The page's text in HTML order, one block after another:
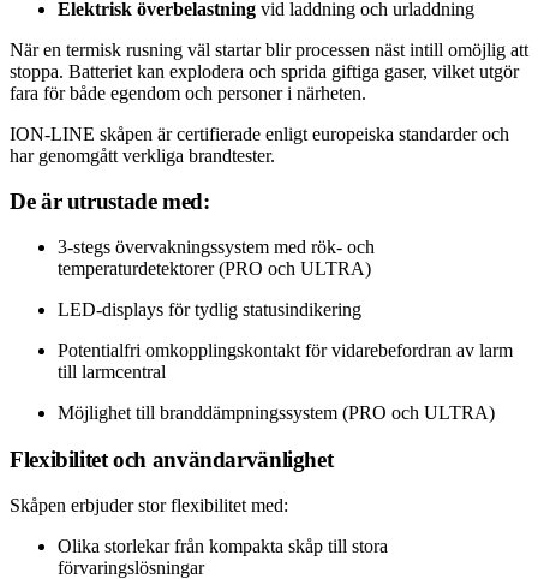
Elektrisk överbelastning vid laddning och urladdning
När en termisk rusning väl startar blir processen näst intill omöjlig att
stoppa. Batteriet kan explodera och sprida giftiga gaser, vilket utgör
fara för både egendom och personer i närheten.
ION-LINE skåpen är certifierade enligt europeiska standarder och
har genomgått verkliga brandtester.
De är utrustade med:
3-stegs övervakningssystem med rök- och
temperaturdetektorer (PRO och ULTRA)
LED-displays för tydlig statusindikering
Potentialfri omkopplingskontakt för vidarebefordran av larm
till larmcentral
Möjlighet till branddämpningssystem (PRO och ULTRA)
Flexibilitet och användarvänlighet
Skåpen erbjuder stor flexibilitet med:
Olika storlekar från kompakta skåp till stora
förvaringslösningar